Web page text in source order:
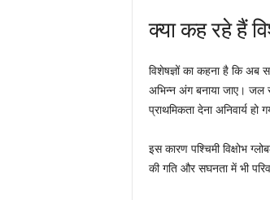
क्या कह रहे हैं
विशेषज्ञों का कहना है कि अब
अभिन्न अंग बनाया जाए। जल
प्राथमिकता देना अनिवार्य हो
इस कारण पश्चिमी विक्षोभ
की गति और सघनता में भी